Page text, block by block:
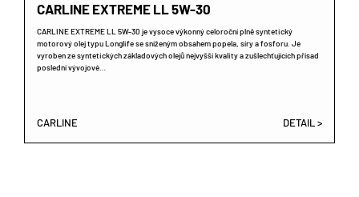
CARLINE EXTREME LL 5W-30
CARLINE EXTREME LL 5W-30 je vysoce výkonný celoroční plně syntetický
motorový olej typu Longlife se sníženým obsahem popela, síry a fosforu. Je
vyroben ze syntetických základových olejů nejvyšší kvality a zušlechťujících přísad
poslední vývojové…
CARLINE DETAIL >